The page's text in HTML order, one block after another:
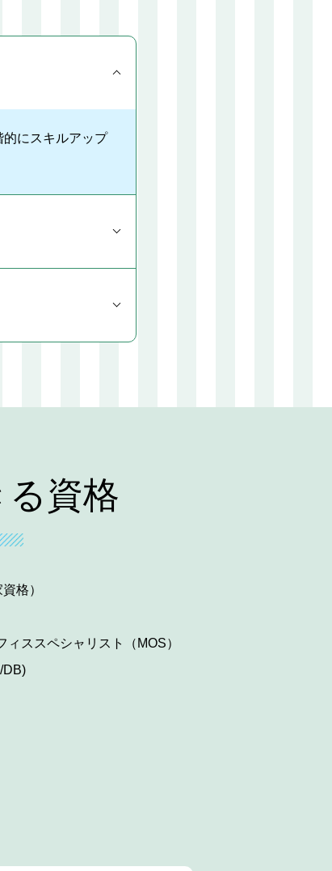
的にスキルアップ
資格
格）
ィス スペシャリスト（MOS）
DB)